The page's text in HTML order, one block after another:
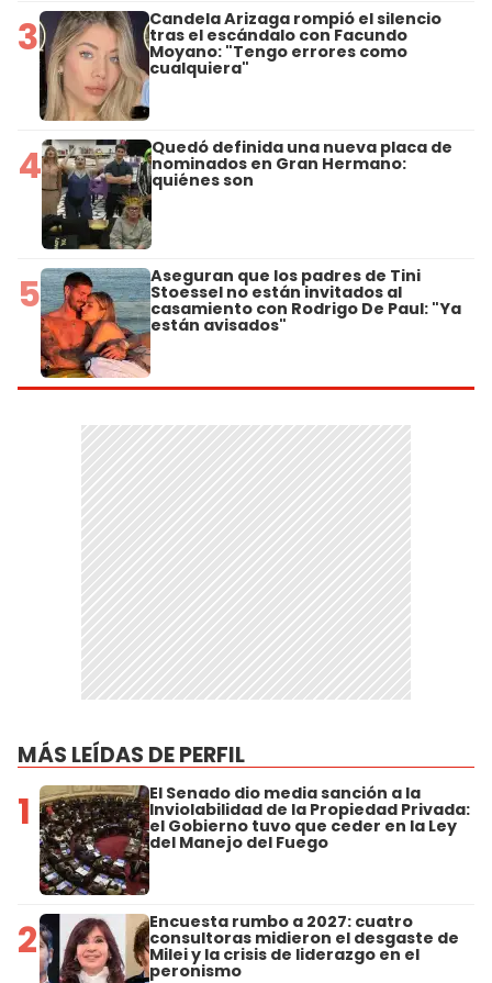
3 Candela Arizaga rompió el silencio
tras el escándalo con Facundo
Moyano: "Tengo errores como
cualquiera"
4 Quedó definida una nueva placa de
nominados en Gran Hermano:
quiénes son
5 Aseguran que los padres de Tini
Stoessel no están invitados al
casamiento con Rodrigo De Paul: "Ya
están avisados"
MÁS LEÍDAS DE PERFIL
1 El Senado dio media sanción a la
Inviolabilidad de la Propiedad Privada:
el Gobierno tuvo que ceder en la Ley
del Manejo del Fuego
2 Encuesta rumbo a 2027: cuatro
consultoras midieron el desgaste de
Milei y la crisis de liderazgo en el
peronismo